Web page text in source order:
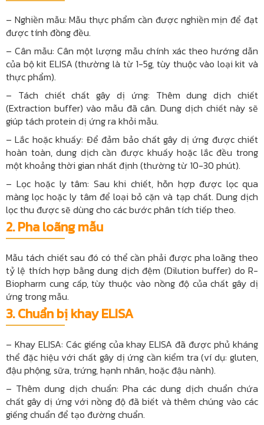
– Nghiền mẫu: Mẫu thực phẩm cần được nghiền mịn để đạt
được tính đồng đều.
– Cân mẫu: Cân một lượng mẫu chính xác theo hướng dẫn
của bộ kit ELISA (thường là từ 1-5g, tùy thuộc vào loại kit và
thực phẩm).
– Tách chiết chất gây dị ứng: Thêm dung dịch chiết
(Extraction buffer) vào mẫu đã cân. Dung dịch chiết này sẽ
giúp tách protein dị ứng ra khỏi mẫu.
– Lắc hoặc khuấy: Để đảm bảo chất gây dị ứng được chiết
hoàn toàn, dung dịch cần được khuấy hoặc lắc đều trong
một khoảng thời gian nhất định (thường từ 10-30 phút).
– Lọc hoặc ly tâm: Sau khi chiết, hỗn hợp được lọc qua
màng lọc hoặc ly tâm để loại bỏ cặn và tạp chất. Dung dịch
lọc thu được sẽ dùng cho các bước phân tích tiếp theo.
2.Pha loãng mẫu
Mẫu tách chiết sau đó có thể cần phải được pha loãng theo
tỷ lệ thích hợp bằng dung dịch đệm (Dilution buffer) do R-
Biopharm cung cấp, tùy thuộc vào nồng độ của chất gây dị
ứng trong mẫu.
3. Chuẩn bị khay ELISA
– Khay ELISA: Các giếng của khay ELISA đã được phủ kháng
thể đặc hiệu với chất gây dị ứng cần kiểm tra (ví dụ: gluten,
đậu phộng, sữa, trứng, hạnh nhân, hoặc đậu nành).
– Thêm dung dịch chuẩn: Pha các dung dịch chuẩn chứa
chất gây dị ứng với nồng độ đã biết và thêm chúng vào các
giếng chuẩn để tạo đường chuẩn.